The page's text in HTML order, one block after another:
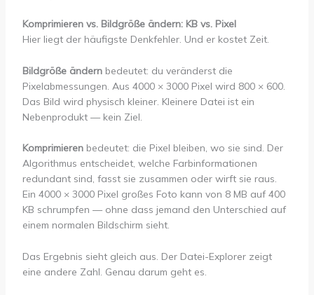
Komprimieren vs. Bildgröße ändern: KB vs. Pixel
Hier liegt der häufigste Denkfehler. Und er kostet Zeit.
Bildgröße ändernbedeutet: du veränderst die
Pixelabmessungen. Aus 4000 × 3000 Pixel wird 800 × 600.
Das Bild wird physisch kleiner. Kleinere Datei ist ein
Nebenprodukt — kein Ziel.
Komprimierenbedeutet: die Pixel bleiben, wo sie sind. Der
Algorithmus entscheidet, welche Farbinformationen
redundant sind, fasst sie zusammen oder wirft sie raus.
Ein 4000 × 3000 Pixel großes Foto kann von 8 MB auf 400
KB schrumpfen — ohne dass jemand den Unterschied auf
einem normalen Bildschirm sieht.
Das Ergebnis sieht gleich aus. Der Datei-Explorer zeigt
eine andere Zahl. Genau darum geht es.